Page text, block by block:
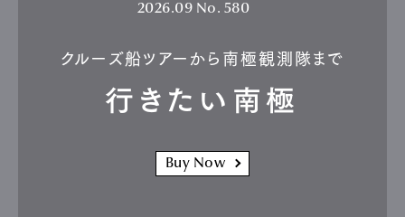
2026.09 No. 580
クルーズ船ツアーから南極観測隊まで
行きたい南極
Buy Now